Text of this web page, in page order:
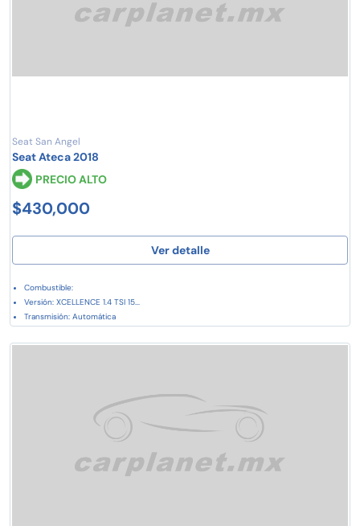
Seat San Angel
Seat Ateca 2018
PRECIO ALTO
$430,000
Ver detalle
Combustible:
Versión: XCELLENCE 1.4 TSI 15...
Transmisión: Automática